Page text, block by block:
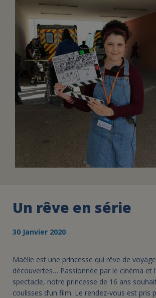
FAIRE UN DON
ASSURANCE VIE/LEGS
ESPACE PRESSE
JE DEVIENS
Un rêve en série
30 Janvier 2020
Maëlle est une princesse qui rêve de
découvertes… Passionnée par le cinéma et
spectacle, notre princesse de 16 ans
coulisses d’un film. Le rendez-vous est pris